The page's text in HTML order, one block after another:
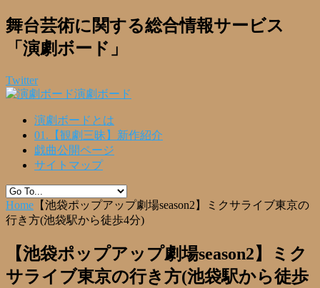
舞台芸術に関する総合情報サービス
「演劇ボード」
Twitter
演劇ボード
演劇ボードとは
01.【観劇三昧】新作紹介
戯曲公開ページ
サイトマップ
Home 【池袋ポップアップ劇場season2】ミクサライブ東京の
行き方(池袋駅から徒歩4分)
【池袋ポップアップ劇場season2】ミク
サライブ東京の行き方(池袋駅から徒歩